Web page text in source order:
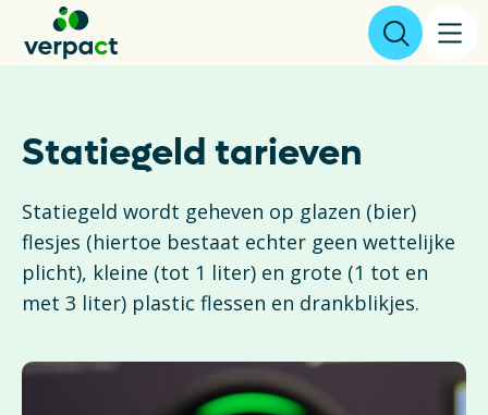
Over ons
Resultaten
Verpakkingen
Inzameling & Recycling
Statiegeld tarieven
Statiegeld wordt geheven op glazen (bier)
flesjes (hiertoe bestaat echter geen wettelijke
plicht), kleine (tot 1 liter) en grote (1 tot en
met 3 liter) plastic flessen en drankblikjes.